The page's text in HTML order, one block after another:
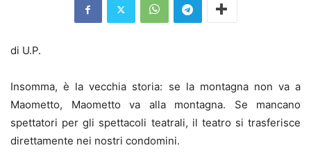
di U.P.
Insomma, è la vecchia storia: se la montagna non va a
Maometto, Maometto va alla montagna. Se mancano
spettatori per gli spettacoli teatrali, il teatro si trasferisce
direttamente nei nostri condomini.